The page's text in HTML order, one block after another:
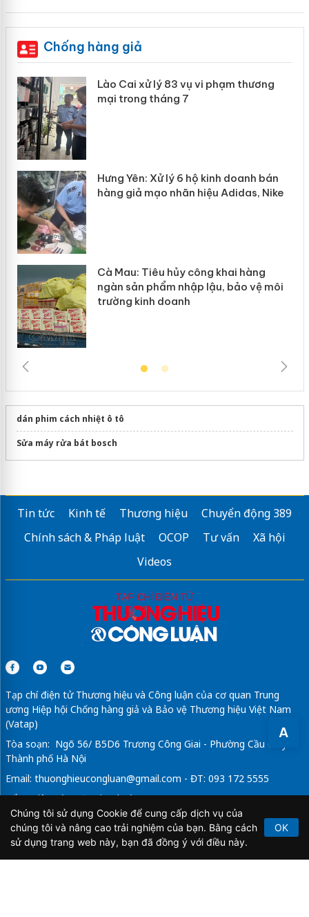
A
Chống hàng giả
Lào Cai xử lý 83 vụ vi phạm thương
mại trong tháng 7
Hưng Yên: Xử lý 6 hộ kinh doanh bán
hàng giả mạo nhãn hiệu Adidas, Nike
Cà Mau: Tiêu hủy công khai hàng
ngàn sản phẩm nhập lậu, bảo vệ môi
trường kinh doanh
dán phim cách nhiệt ô tô
Sửa máy rửa bát bosch
Tin tức Kinh tế Thương hiệu
Chuyển động 389
Chính sách & Pháp luật
OCOP Tư vấn
Xã hội
Videos
Tạp chí điện tử Thương hiệu và Công luận của cơ quan Trung
ương Hiệp hội Chống hàng giả và Bảo vệ Thương hiệu Việt Nam
(Vatap)
Tòa soạn: Ngõ 56/ B5D6 Trương Công Giai - Phường Cầu Giấy -
Thành phố Hà Nội
Email: thuonghieucongluan@gmail.com - ĐT: 093 172 5555
Tổng Biên Tập: Vũ Đức Thuận
Giấy phép hoạt động báo chí điện tử số 64/GP-BTTTT do Bộ
Thông tin và Truyền thông cấp ngày 21/2/2020.
Chúng tôi sử dụng Cookie để cung cấp dịch vụ của
chúng tôi và nâng cao trải nghiệm của bạn. Bằng cách
sử dụng trang web này, bạn đã đồng ý với điều này.
OK